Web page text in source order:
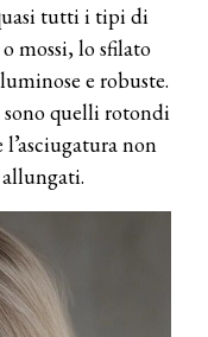
tutti i tipi di
mossi, lo sfilato
e robuste.
quelli rotondi
non